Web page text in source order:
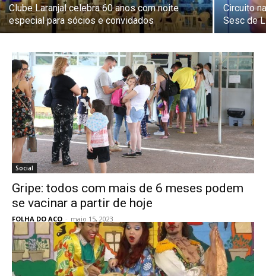
Clube Laranjal celebra 60 anos com noite
especial para sócios e convidados
Circuito
Sesc de
Social
Gripe: todos com mais de 6 meses podem
se vacinar a partir de hoje
FOLHA DO ACO - maio 15, 2023